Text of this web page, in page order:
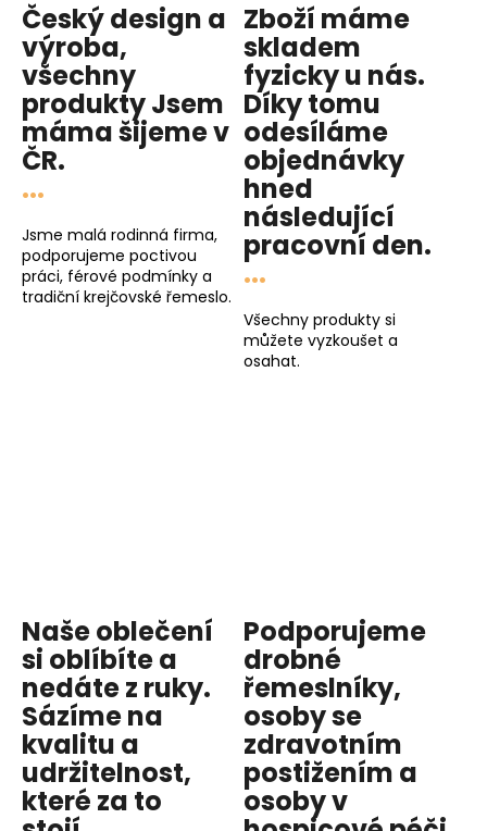
Český design a
výroba,
všechny
produktyJsem
mámašijeme v
ČR.
...
Jsme malá rodinná firma,
podporujeme poctivou
práci, férové podmínky a
tradiční krejčovské řemeslo.
Zboží máme
skladem
fyzicky u nás.
Díky tomu
odesíláme
objednávky
hned
následující
pracovní den.
...
Všechny produkty si
můžete vyzkoušet a
osahat.
Naše oblečení
si oblíbíte a
nedáte z ruky.
Sázíme na
kvalitu a
udržitelnost,
které za to
Podporujeme
drobné
řemeslníky,
osoby se
zdravotním
postižením a
osoby v